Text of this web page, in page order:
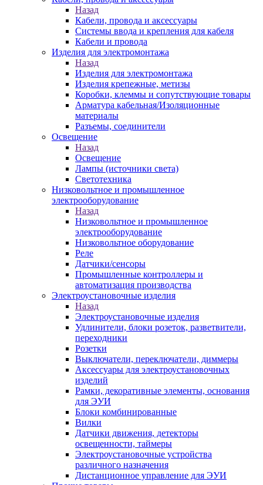
Назад
Кабели, провода и аксессуары
Системы ввода и крепления для кабеля
Кабели и провода
Изделия для электромонтажа
Назад
Изделия для электромонтажа
Изделия крепежные, метизы
Коробки, клеммы и сопутствующие товары
Арматура кабельная/Изоляционные
материалы
Разъемы, соединители
Освещение
Назад
Освещение
Лампы (источники света)
Светотехника
Низковольтное и промышленное
электрооборудование
Назад
Низковольтное и промышленное
электрооборудование
Низковольтное оборудование
Реле
Датчики/сенсоры
Промышленные контроллеры и
автоматизация производства
Электроустановочные изделия
Назад
Электроустановочные изделия
Удлинители, блоки розеток, разветвители,
переходники
Розетки
Выключатели, переключатели, диммеры
Аксессуары для электроустановочных
изделий
Рамки, декоративные элементы, основания
для ЭУИ
Блоки комбинированные
Вилки
Датчики движения, детекторы
освещенности, таймеры
Электроустановочные устройства
различного назначения
Дистанционное управление для ЭУИ